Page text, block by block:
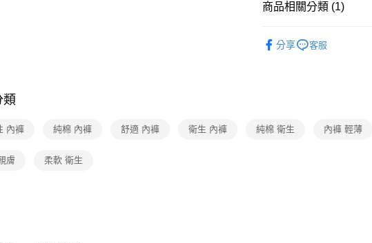
商品相關分類 (1)
分享
客服
類
內褲 純棉 內褲 舒適 內褲 衛生 內褲 純棉 衛生 內褲 輕薄
膚 柔軟 衛生